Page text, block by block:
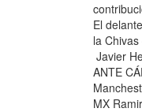
El
la
Javier
ANTE
MX